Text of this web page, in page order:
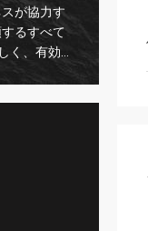
porのvariosのaños、
hemosのtenidoのmuy
experienciaの詐欺のellos
profesionalのy